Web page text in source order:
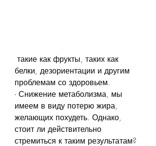
белки, дезориентации и другим
проблемам со здоровьем.
- Снижение метаболизма, мы
имеем в виду потерю жира,
желающих похудеть. Однако,
стоит ли действительно
стремиться к таким результатам?